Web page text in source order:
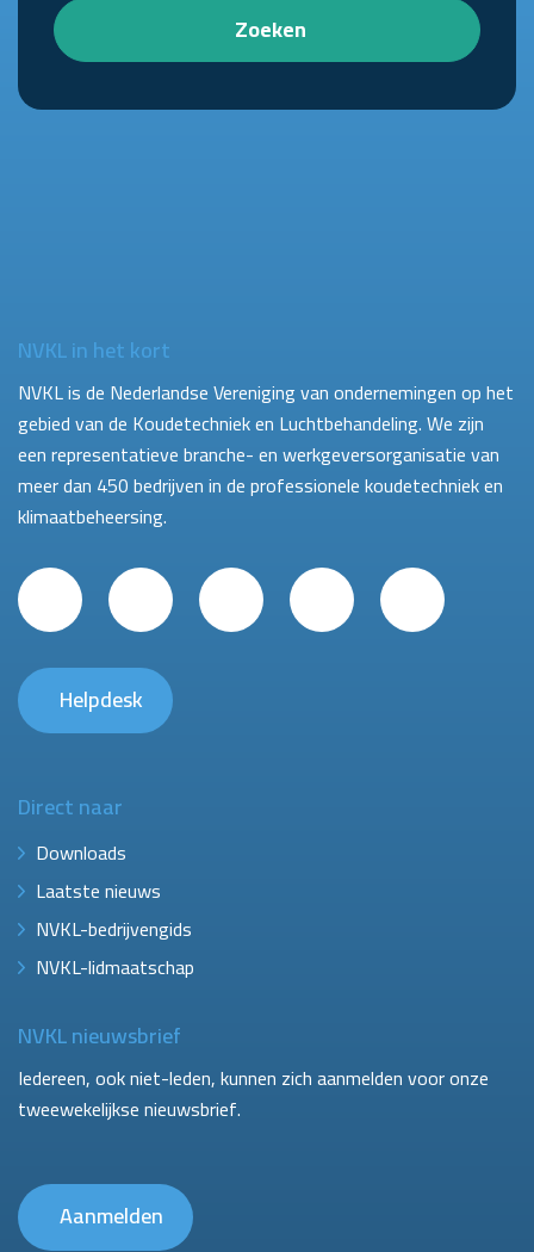
Zoeken
NVKL in het kort
NVKL is de Nederlandse Vereniging van ondernemingen op het
gebied van de Koudetechniek en Luchtbehandeling. We zijn
een representatieve branche- en werkgeversorganisatie van
meer dan 450 bedrijven in de professionele koudetechniek en
klimaatbeheersing.
Helpdesk
Direct naar
Downloads
Laatste nieuws
NVKL-bedrijvengids
NVKL-lidmaatschap
NVKL nieuwsbrief
Iedereen, ook niet-leden, kunnen zich aanmelden voor onze
tweewekelijkse nieuwsbrief.
Aanmelden